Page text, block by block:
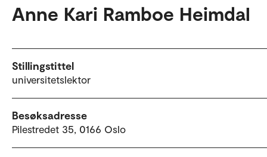
Anne Kari Ramboe Heimdal
Stillingstittel
universitetslektor
Besøksadresse
Pilestredet 35, 0166 Oslo